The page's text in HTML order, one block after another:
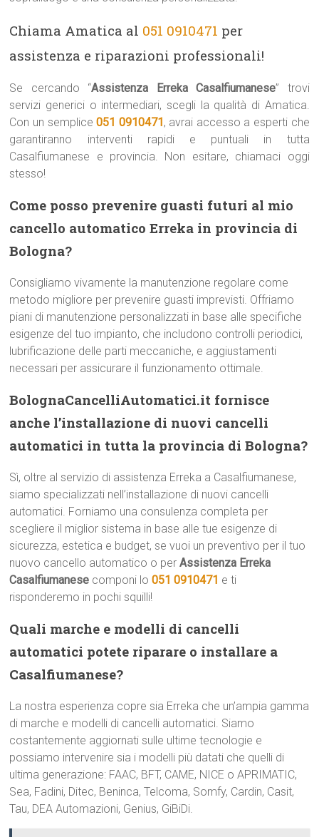
Chiama Amatica al 051 0910471 per
assistenza e riparazioni professionali!
Se cercando “Assistenza Erreka Casalfiumanese” trovi
servizi generici o intermediari, scegli la qualità di Amatica.
Con un semplice051 0910471, avrai accesso a esperti che
garantiranno interventi rapidi e puntuali in tutta
Casalfiumanese e provincia. Non esitare, chiamaci oggi
stesso!
Come posso prevenire guasti futuri al mio
cancello automatico Erreka in provincia di
Bologna?
Consigliamo vivamente la manutenzione regolare come
metodo migliore per prevenire guasti imprevisti. Offriamo
piani di manutenzione personalizzati in base alle specifiche
esigenze del tuo impianto, che includono controlli periodici,
lubrificazione delle parti meccaniche, e aggiustamenti
necessari per assicurare il funzionamento ottimale.
BolognaCancelliAutomatici.it fornisce
anche l’installazione di nuovi cancelli
automatici in tutta la provincia di Bologna?
Sì, oltre al servizio di assistenza Erreka a Casalfiumanese,
siamo specializzati nell’installazione di nuovi cancelli
automatici. Forniamo una consulenza completa per
scegliere il miglior sistema in base alle tue esigenze di
sicurezza, estetica e budget, se vuoi un preventivo per il tuo
nuovo cancello automatico o perAssistenza Erreka
Casalfiumanese componi lo051 0910471 e ti
risponderemo in pochi squilli!
Quali marche e modelli di cancelli
automatici potete riparare o installare a
Casalfiumanese?
La nostra esperienza copre sia Erreka che un’ampia gamma
di marche e modelli di cancelli automatici. Siamo
costantemente aggiornati sulle ultime tecnologie e
possiamo intervenire sia i modelli più datati che quelli di
ultima generazione: FAAC, BFT, CAME, NICE o APRIMATIC,
Sea, Fadini, Ditec, Beninca, Telcoma, Somfy, Cardin, Casit,
Tau, DEA Automazioni, Genius, GiBiDi.